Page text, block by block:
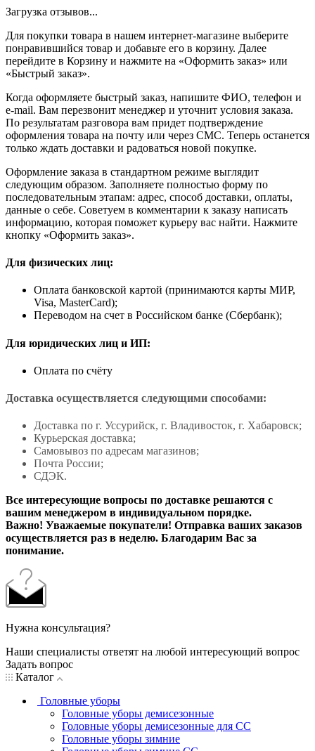
Загрузка отзывов...
Для покупки товара в нашем интернет-магазине выберите
понравившийся товар и добавьте его в корзину. Далее
перейдите в Корзину и нажмите на «Оформить заказ» или
«Быстрый заказ».
Когда оформляете быстрый заказ, напишите ФИО, телефон и
e-mail. Вам перезвонит менеджер и уточнит условия заказа.
По результатам разговора вам придет подтверждение
оформления товара на почту или через СМС. Теперь останется
только ждать доставки и радоваться новой покупке.
Оформление заказа в стандартном режиме выглядит
следующим образом. Заполняете полностью форму по
последовательным этапам: адрес, способ доставки, оплаты,
данные о себе. Советуем в комментарии к заказу написать
информацию, которая поможет курьеру вас найти. Нажмите
кнопку «Оформить заказ».
Для физических лиц:
Оплата банковской картой (принимаются карты МИР,
Visa, MasterCard);
Переводом на счет в Российском банке (Сбербанк);
Для юридических лиц и ИП:
Оплата по счёту
Доставка осуществляется следующими способами:
Доставка по г. Уссурийск, г. Владивосток, г. Хабаровск;
Курьерская доставка;
Самовывоз по адресам магазинов;
Почта России;
СДЭК.
Все интересующие вопросы по доставке решаются с
вашим менеджером в индивидуальном порядке.
Важно! Уважаемые покупатели! Отправка ваших заказов
осуществляется раз в неделю. Благодарим Вас за
понимание.
Нужна консультация?
Наши специалисты ответят на любой интересующий вопрос
Задать вопрос
Каталог
Головные уборы
Головные уборы демисезонные
Головные уборы демисезонные для СС
Головные уборы зимние